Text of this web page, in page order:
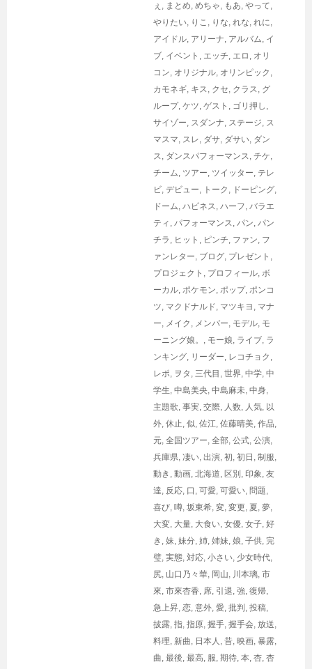
ぇ , まとめ, めちゃ, もあ, やって,
やりたい, りこ , りな, れな, れに,
アイドル, アリーナ, アルバム, イ
ブ, イベント , エッチ, エロ , オリ
コン, オリジナル, オリンピック ,
カモネギ, キス, クセ, クラス, グ
ループ, ケツ, ゲスト , ゴリ押し ,
サイゾー, スダンナ, ステージ, ス
マスマ, スレ, ダサ, ダサい, ダン
ス, ダンスパフォーマンス, チケ,
チーム, ツアー, ツイッター, テレ
ビ, デビュー, トーク , ドーピング,
ドーム, ハピネス, ハーフ, バラエ
ティ , パフォーマンス, パン, パン
チラ , ヒット , ピンチ, ファン, フ
ァンレター, ブログ, プレゼント ,
プロジェクト , プロフィール, ボ
ーカル, ポケモン, ポップ, ポンコ
ツ, マクドナルド, マツキヨ , マナ
ー, メイク , メンバー, モデル, モ
ーニング娘。 , モー娘, ライブ, ラ
ンキング, リーダー, レコチョク ,
レポ, ヲタ , 三代目 , 世界, 中学, 中
学生, 中島美央, 中島麻未, 中身,
主題歌, 事実, 交際, 人数, 人気, 以
外, 休止, 似, 佐江, 佐藤晴美, 作品,
元, 全国ツアー, 全部, 公式, 公演,
兵庫県, 凄い, 出演, 初, 初日 , 制服,
動き , 動画, 北海道, 区別 , 印象, 友
達, 反応, 口 , 可愛, 可愛い, 問題,
喜び, 噂, 坂東希, 変, 変更, 夏, 夢,
大変, 大量, 大食い, 女優, 女子, 好
き , 妹, 妹分, 姉, 姉妹, 娘, 子供, 完
璧, 実態, 対応, 小さい, 少女時代,
尻, 山口乃々華, 岡山, 川本璃, 市
來, 市來杏香, 席, 引退, 強, 復帰,
急上昇, 恋, 意外, 愛, 批判 , 投稿,
披露, 指, 指原, 握手, 握手会, 放送,
料理, 新曲, 日本人 , 昔, 映画, 暴露,
曲, 最後, 最高, 服, 期待, 本, 杏, 杏